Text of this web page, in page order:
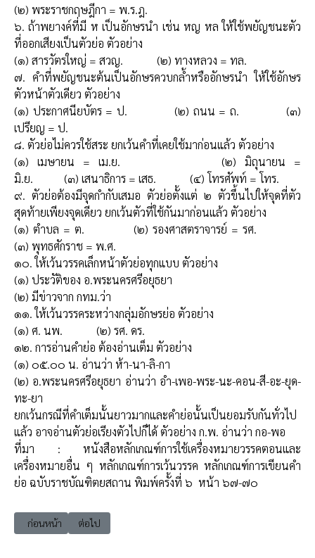
(๒) พระราชกฤษฎีกา = พ.ร.ฎ.
๖. ถ้าพยางค์ที่มี ห เป็นอักษรนำ เช่น หญ หล ให้ใช้พยัญชนะตัว
ที่ออกเสียงเป็นตัวย่อ ตัวอย่าง
(๑) สารวัตรใหญ่ = สวญ. (๒) ทางหลวง = ทล.
๗. คำที่พยัญชนะต้นเป็นอักษรควบกล้ำหรืออักษรนำ ให้ใช้อักษร
ตัวหน้าตัวเดียว ตัวอย่าง
(๑) ประกาศนียบัตร = ป. (๒) ถนน = ถ. (๓)
เปรียญ = ป.
๘. ตัวย่อไม่ควรใช้สระ ยกเว้นคำที่เคยใช้มาก่อนแล้ว ตัวอย่าง
(๑) เมษายน = เม.ย. (๒) มิถุนายน =
มิ.ย. (๓) เสนาธิการ = เสธ. (๔) โทรศัพท์ = โทร.
๙. ตัวย่อต้องมีจุดกำกับเสมอ ตัวย่อตั้งแต่ ๒ ตัวขึ้นไปให้จุดที่ตัว
สุดท้ายเพียงจุดเดียว ยกเว้นตัวที่ใช้กันมาก่อนแล้ว ตัวอย่าง
(๑) ตำบล = ต. (๒) รองศาสตราจารย์ = รศ.
(๓) พุทธศักราช = พ.ศ.
๑๐. ให้เว้นวรรคเล็กหน้าตัวย่อทุกแบบ ตัวอย่าง
(๑) ประวัติของ อ.พระนครศรีอยุธยา
(๒) มีข่าวจาก กทม.ว่า
๑๑. ให้เว้นวรรคระหว่างกลุ่มอักษรย่อ ตัวอย่าง
(๑) ศ. นพ. (๒) รศ. ดร.
๑๒. การอ่านคำย่อ ต้องอ่านเต็ม ตัวอย่าง
(๑) ๐๕.๐๐ น. อ่านว่า ห้า-นา-ลิ-กา
(๒) อ.พระนครศรีอยุธยา อ่านว่า อำ-เพอ-พระ-นะ-คอน-สี-อะ-ยุด-
ทะ-ยา
ยกเว้นกรณีที่คำเต็มนั้นยาวมากและคำย่อนั้นเป็นยอมรับกันทั่วไป
แล้ว อาจอ่านตัวย่อเรียงตัวไปก็ได้ตัวอย่าง ก.พ. อ่านว่า กอ-พอ
ที่มา : หนังสือหลักเกณฑ์การใช้เครื่องหมายวรรคตอนและ
เครื่องหมายอื่น ๆ หลักเกณฑ์การเว้นวรรค หลักเกณฑ์การเขียนคำ
ย่อ ฉบับราชบัณฑิตยสถาน พิมพ์ครั้งที่ ๖ หน้า ๖๗-๗๐
เนื้อหาก่อนหน้า: มหาวิทยาลัยมหิดล และคำว่า อตฺตานํ อุปฺมํ กเร
ก่อนหน้า เนื้อหาถัดไป: หลักเกณฑ์การเขียนคำย่อในภาษาอังกฤษ
ต่อไป